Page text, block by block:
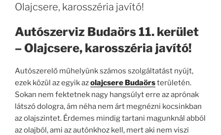
Olajcsere, karosszéria javító!
Autószerviz Budaörs 11. kerület
– Olajcsere, karosszéria javító!
Autószerelő műhelyünk számos szolgáltatást nyújt,
ezek közül az egyik azolajcsere Budaörsterületén.
Sokan nem fektetnek nagy hangsúlyt erre az aprónak
látszó dologra, ám néha nem árt megnézni kocsinkban
az olajszintet. Érdemes mindig tartani magunknál abból
az olajból, ami az autónkhoz kell, mert aki nem viszi